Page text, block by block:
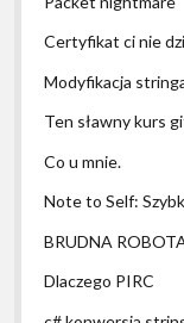
Certyfikat ci nie
Modyfikacja
Ten sławny kurs
Co u mnie.
Note to Self:
BRUDNA
Dlaczego PIRC